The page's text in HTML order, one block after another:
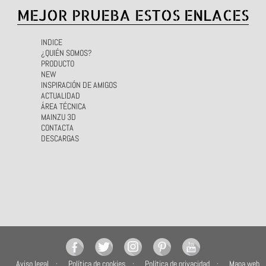
MEJOR PRUEBA ESTOS ENLACES
INDICE
¿QUIÉN SOMOS?
PRODUCTO
NEW
INSPIRACIÓN DE AMIGOS
ACTUALIDAD
ÁREA TÉCNICA
MAINZU 3D
CONTACTA
DESCARGAS
Aviso legal Política de cookies Política de privacidad Mapa web